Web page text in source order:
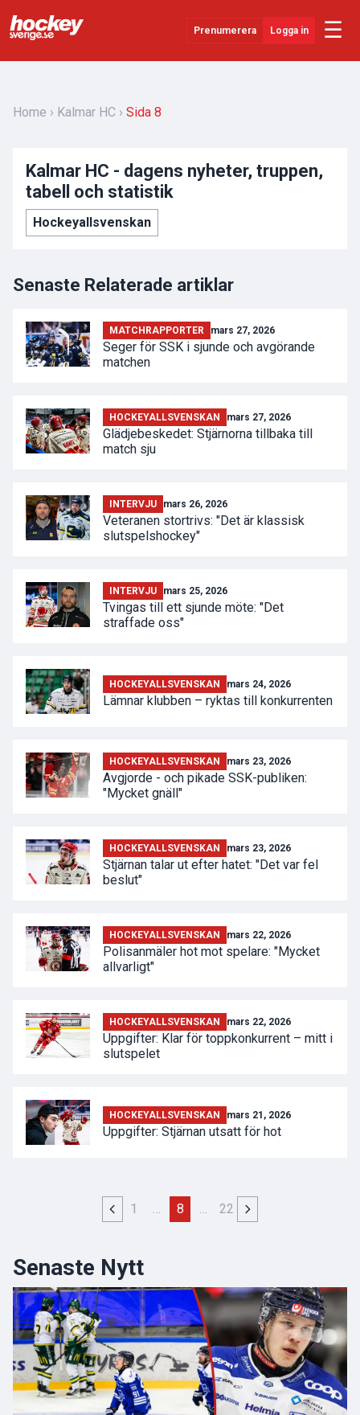
Prenumerera Logga in ☰
YouTube
Evenemang
Övrigt
Home Kalmar HC Sida 8
Kalmar HC - dagens nyheter, truppen,
tabell och statistik
Hockeyallsvenskan
Senaste Relaterade artiklar
MATCHRAPPORTER mars 27, 2026
Seger för SSK i sjunde och avgörande
matchen
HOCKEYALLSVENSKAN mars 27, 2026
Glädjebeskedet: Stjärnorna tillbaka till
match sju
INTERVJU mars 26, 2026
Veteranen stortrivs: "Det är klassisk
slutspelshockey"
INTERVJU mars 25, 2026
Tvingas till ett sjunde möte: "Det
straffade oss"
HOCKEYALLSVENSKAN mars 24, 2026
Lämnar klubben – ryktas till konkurrenten
HOCKEYALLSVENSKAN mars 23, 2026
Avgjorde - och pikade SSK-publiken:
"Mycket gnäll"
HOCKEYALLSVENSKAN mars 23, 2026
Stjärnan talar ut efter hatet: "Det var fel
beslut"
HOCKEYALLSVENSKAN mars 22, 2026
Polisanmäler hot mot spelare: "Mycket
allvarligt"
HOCKEYALLSVENSKAN mars 22, 2026
Uppgifter: Klar för toppkonkurrent – mitt i
slutspelet
HOCKEYALLSVENSKAN mars 21, 2026
Uppgifter: Stjärnan utsatt för hot
1 … 8 … 22
Senaste Nytt